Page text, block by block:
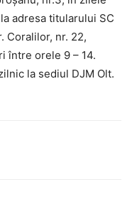
adresa titularului SC
Coralilor, nr. 22,
între orele 9 – 14.
la sediul DJM Olt.